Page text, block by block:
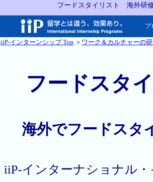
フードスタイリスト 海外研
プ
iiP-インターンシップ Top ＞ ワーク＆カルチャーの
フードスタ
海外でフードスタ
iiP-インターナショナル